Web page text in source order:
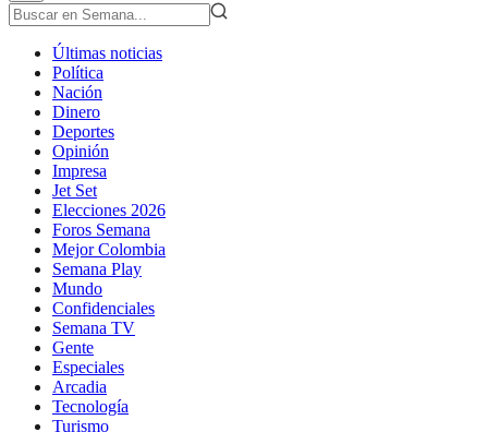
Últimas noticias
Política
Nación
Dinero
Deportes
Opinión
Impresa
Jet Set
Elecciones 2026
Foros Semana
Mejor Colombia
Semana Play
Mundo
Confidenciales
Semana TV
Gente
Especiales
Arcadia
Tecnología
Turismo